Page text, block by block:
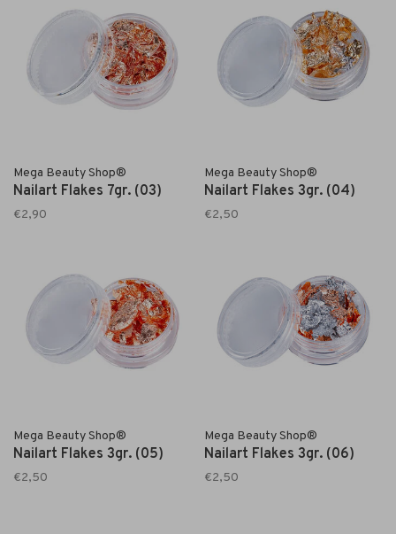
Mega Beauty Shop®
Nailart Flakes 7gr. (03)
€2,90
Mega Beauty Shop®
Nailart Flakes 3gr. (04)
€2,50
Mega Beauty Shop®
Nailart Flakes 3gr. (05)
€2,50
Mega Beauty Shop®
Nailart Flakes 3gr. (06)
€2,50